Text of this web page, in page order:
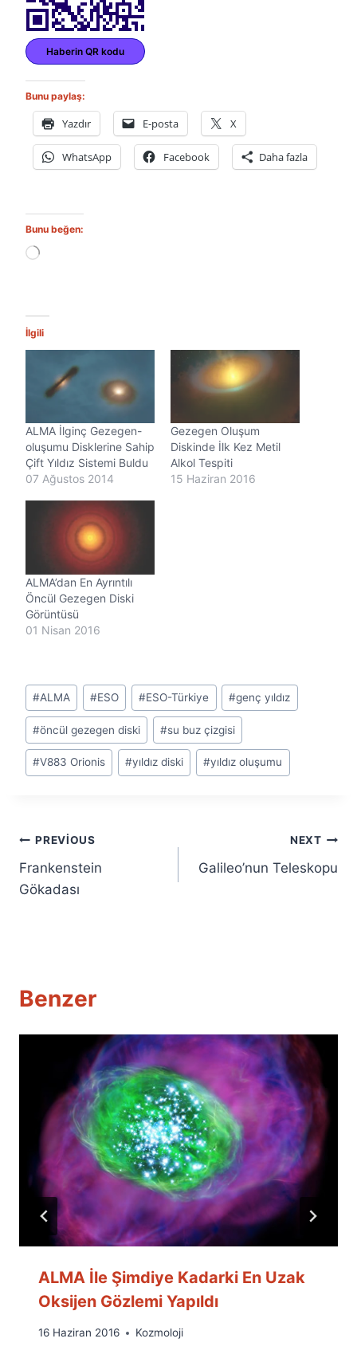
Haberin QR kodu
Bunu paylaş:
Yazdır E-posta X
WhatsApp Facebook Daha fazla
Bunu beğen:
Y
n
.
İlgili
ALMA İlginç Gezegen-
oluşumu Disklerine Sahip
Çift Yıldız Sistemi Buldu
07 Ağustos 2014
Gezegen Oluşum
Diskinde İlk Kez Metil
Alkol Tespiti
15 Haziran 2016
ALMA’dan En Ayrıntılı
Öncül Gezegen Diski
Görüntüsü
01 Nisan 2016
Post
Tags:
#ALMA #ESO #ESO-Türkiye #genç yıldız
#öncül gezegen diski #su buz çizgisi
#V883 Orionis #yıldız diski #yıldız oluşumu
Yazı
gezinmesi
PREVIOUS
Frankenstein
Gökadası
NEXT
Galileo’nun Teleskopu
Benzer
ALMA İle Şimdiye Kadarki En Uzak
Oksijen Gözlemi Yapıldı
By
16 Haziran 2016 Kozmoloji